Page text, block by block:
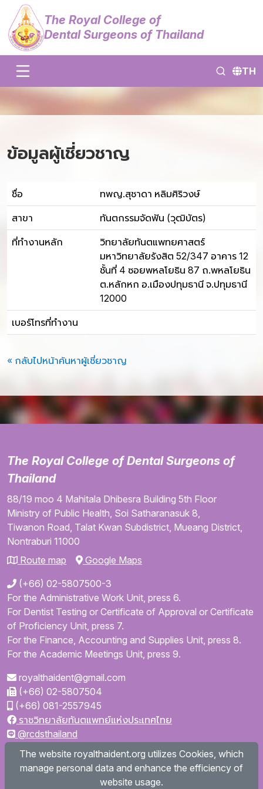
The Royal College of
Dental Surgeons of Thailand
TH
ข้อมูลผู้เชี่ยวชาญ
ชื่อ ทพญ.สุชาดา หลิมศิริวงษ์
สาขา ทันตกรรมจัดฟัน (วุฒิบัตร)
ที่ทำงานหลัก
วิทยาลัยทันตแพทยศาสตร์
มหาวิทยาลัยรังสิต 52/347 อาคาร 12
ชั้นที่ 4 ซอยพหลโยธิน 87 ถ.พหลโยธิน
ต.หลักหก อ.เมืองปทุมธานี จ.ปทุมธานี
12000
เบอร์โทรที่ทำงาน
« กลับไปหน้าค้นหาผู้เชี่ยวชาญ
The Royal College of Dental Surgeons of
Thailand
88/19 moo 4 Mahitala Dhibesra Building 5th Floor
Ministry of Public Health, Soi Satharanasuk 8,
Tiwanon Road, Talat Kwan Subdistrict, Mueang District,
Nontraburi 11000
Route map
Google Maps
(+66) 02-5807500-3
For the Administrative Work Unit, press 6.
For Dentist Testing or Certificate of Approval or Certificate
of Proficiency Unit, press 7.
For the Finance, Accounting and Supplies Unit, press 8.
For the Academic Meetings Unit, press 9.
royalthaident@gmail.com
(+66) 02-5807504
(+66) 081-2557945
ราชวิทยาลัยทันตแพทย์แห่งประเทศไทย
@rcdsthailand
royalthaident
Royal College of Dental Surgeons of Thailand
The website royalthaident.org utilizes Cookies, which
manage personal data and enhance the efficiency of
website usage.